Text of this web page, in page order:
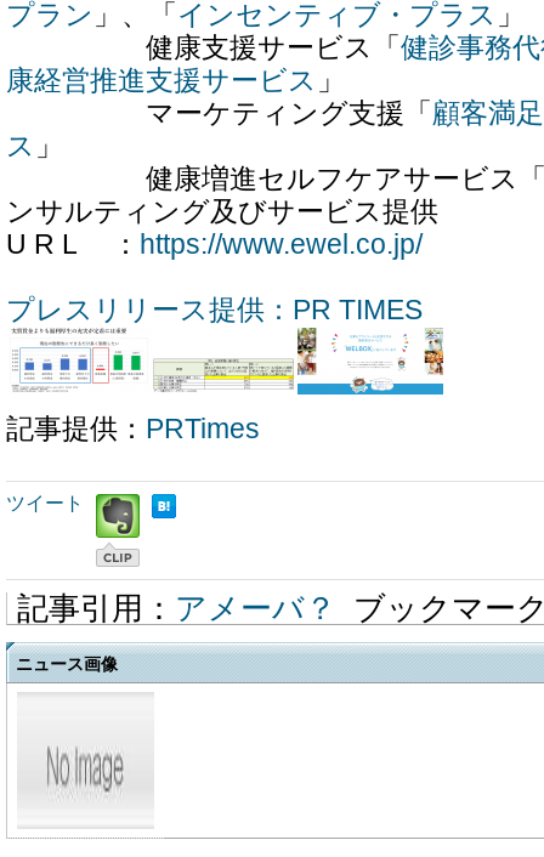
プラン 」、「 インセンティブ・プラス 」
健康支援サービス「 健診事務
康経営推進支援サービス 」
マーケティング支援「 顧客満
ス 」
健康増進セルフケアサービス
ンサルティング及びサービス提供
U R L ： https://www.ewel.co.jp/
プレスリリース提供：PR TIMES
記事提供： PRTimes
ツイート
記事引用： アメーバ？ ブックマー
ニュース画像